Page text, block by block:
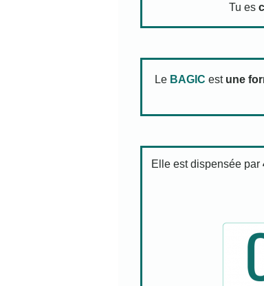
Tu es
Le BAGIC est une
Elle est dispensée par